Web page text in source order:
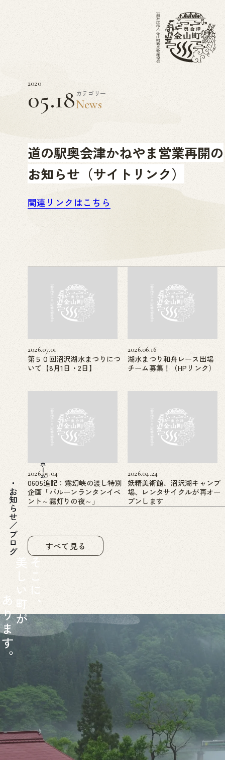
2020
05.18 カテゴリー
News
道の駅奥会津かねやま営業再開の
お知らせ（サイトリンク）
関連リンクはこちら
2026.07.01
第５０回沼沢湖水まつりにつ
いて【8月1日・2日】
2026.06.16
湖水まつり和舟レース出場
チーム募集！（HPリンク）
2026.05.04
0605追記：霧幻峡の渡し特別
企画「バルーンランタンイベ
ント～霧灯りの夜～」
2026.04.24
妖精美術館、沼沢湖キャンプ
場、レンタサイクルが再オー
プンします
すべて見る
ホーム
お知らせ／ブログ
そ
こ
に
、
美
し
い
町
が